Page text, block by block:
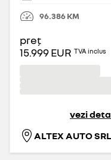
96.386KM
preț
15.999 EUR TVA inclus
vezi
ALTEX AUTO SRL